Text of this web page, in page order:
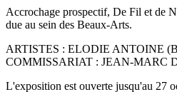
Accrochage prospectif, De Fil et de
due au sein des Beaux-Arts.
ARTISTES : ELODIE ANTOINE
COMMISSARIAT : JEAN-MARC
L'exposition est ouverte jusqu'au 27